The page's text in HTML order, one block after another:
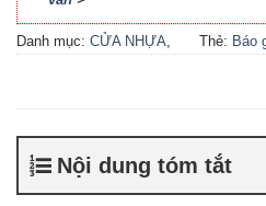
Danh mục: CỬA NHỰA,
Thẻ: Báo
nhựa
Cửa
tại TP
Nội dung tóm tắt